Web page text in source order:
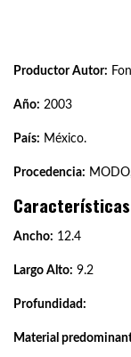
Productor Autor:
Año: 2003
País: México.
Procedencia:
Características
Ancho: 12.4
Largo Alto: 9.2
Profundidad:
Material